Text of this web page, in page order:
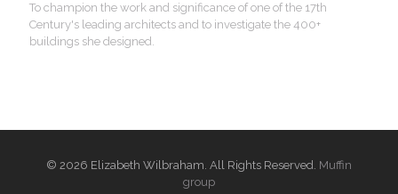
To champion the work and significance of one of the 17th
Century's leading architects and to investigate the 400+
buildings she designed.
© 2026 Elizabeth Wilbraham. All Rights Reserved. Muffin
group